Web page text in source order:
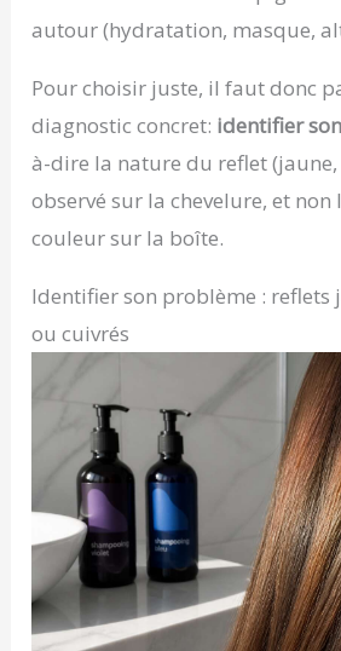
autour (hydratation, masque,
Pour choisir juste, il faut donc
diagnostic concret: identifier
à-dire la nature du reflet
observé sur la chevelure, et non
couleur sur la boîte.
Identifier son problème : reflets
ou cuivrés